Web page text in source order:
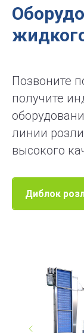
Позвоните
получите
линии
высокого